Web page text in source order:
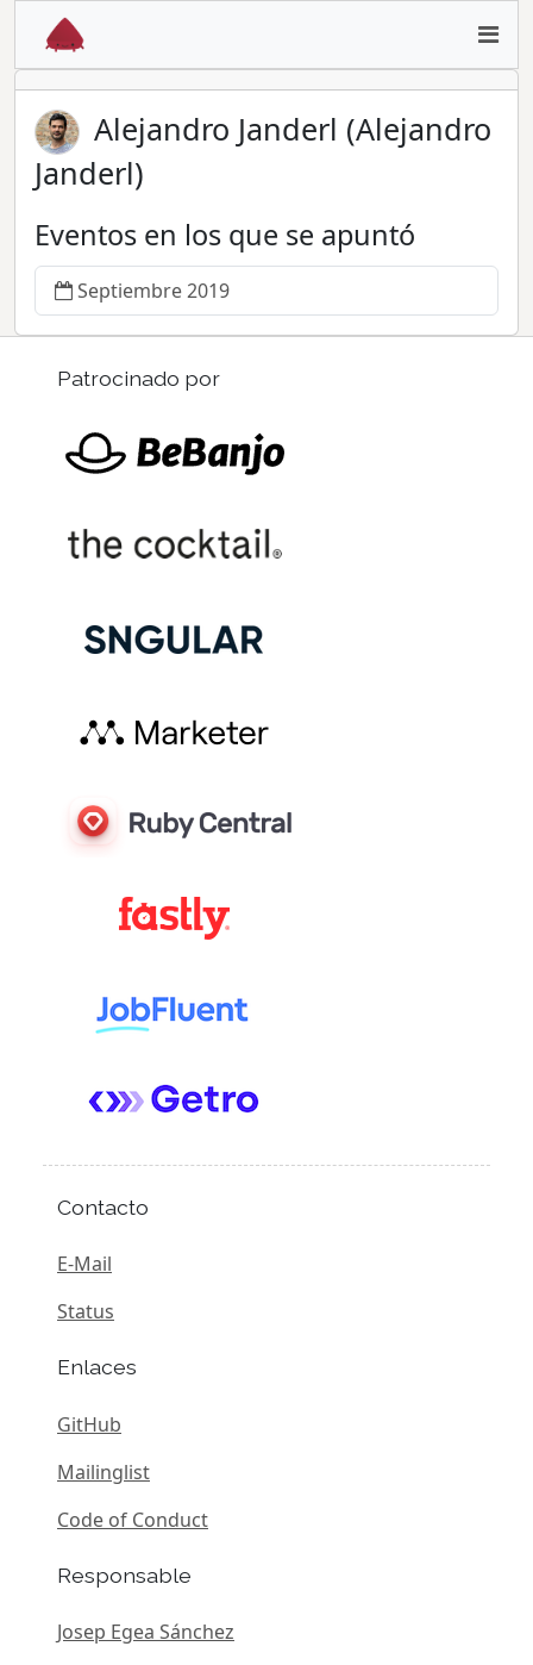
Alejandro Janderl (Alejandro
Janderl)
Eventos en los que se apuntó
Septiembre 2019
Patrocinado por
Contacto
E-Mail
Status
Enlaces
GitHub
Mailinglist
Code of Conduct
Responsable
Josep Egea Sánchez